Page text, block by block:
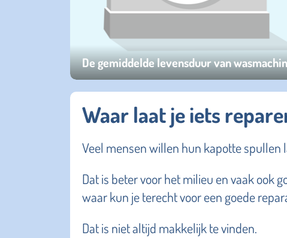
De gemiddelde levensduur van
Waar laat je iets
Veel mensen willen hun kapotte spullen
Dat is beter voor het milieu en vaak ook
waar kun je terecht voor een goede
Dat is niet altijd makkelijk te vinden.